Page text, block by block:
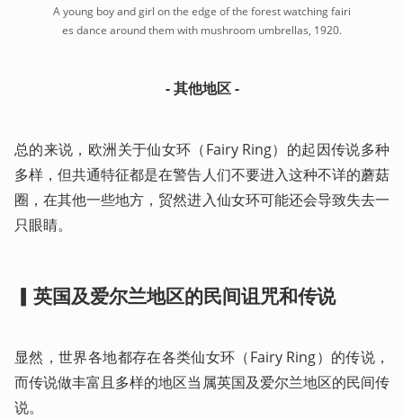
A young boy and girl on the edge of the forest watching fairi
es dance around them with mushroom umbrellas, 1920.
- 其他地区 -
总的来说，欧洲关于仙女环（Fairy Ring）的起因传说多种
多样，但共通特征都是在警告人们不要进入这种不详的蘑菇
圈，在其他一些地方，贸然进入仙女环可能还会导致失去一
只眼睛。
▎英国及爱尔兰地区的民间诅咒和传说
显然，世界各地都存在各类仙女环（Fairy Ring）的传说，
而传说做丰富且多样的地区当属英国及爱尔兰地区的民间传
说。